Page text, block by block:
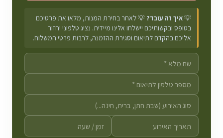
💡איך זה עובד? 💡 לאחר בחירת המנות, מלאו את פרטיכם
בטופס ובקשותיכם יישלחו אלינו מיידית. נציג טלפוני יחזור
אליכם בהקדם לתיאום וסגירת ההזמנה, לרבות פרטי המשלוח.